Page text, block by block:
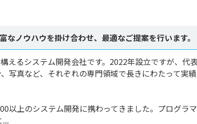
ノウハウを掛け合わせ、最適なご提案を行います。
えるシステム開発会社です。2022年設立ですが、代
写真など、それぞれの専門領域で長きにわたって実
以上のシステム開発に携わってきました。プログラ